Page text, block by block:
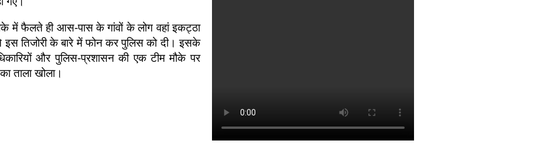
में फैलते ही आस-पास के गांवों के लोग वहां इकट्ठा
इस तिजोरी के बारे में फोन कर पुलिस को दी। इसके
और पुलिस-प्रशासन की एक टीम मौके पर
ताला खोला।